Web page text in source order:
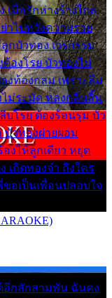
เมื่อรักห่างร้างไกล
าไปหวังความรวย
กบัวทอง เวรกรรม
องโรย บัวทองไม่
งท้องกลม เพราะลืม
ไม่ระมัด หลงกลิ่นลิ้น
บโรย ต้องร้อนรุม บัว
วทองผ่ายผอม
งไห้ลูกเดียว หยุด
เถิดทองจ๋า ถึงใคร
ขอเป็นเพื่อนปลอบใจ
อีกสักสามพัน ฉันคง